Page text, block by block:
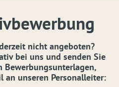
nicht angeboten?
bei uns und senden Sie
Bewerbungsunterlagen,
an unseren Personalleiter: